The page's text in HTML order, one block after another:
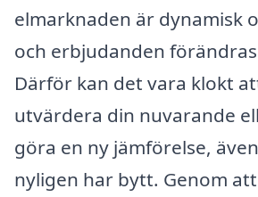
elmarknaden är dynamisk
och erbjudanden
Därför kan det vara klokt
utvärdera din nuvarande
göra en ny jämförelse,
nyligen har bytt. Genom